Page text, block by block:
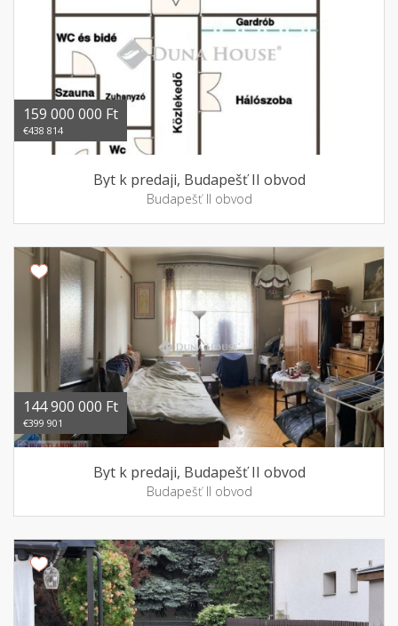
159 000 000 Ft
€438 814
Byt k predaji, Budapešť II obvod
Budapešť II obvod
144 900 000 Ft
€399 901
Byt k predaji, Budapešť II obvod
Budapešť II obvod